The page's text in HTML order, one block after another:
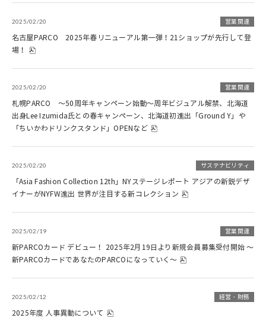
2025/02/20 営業関連
名古屋PARCO 2025年春リニューアル第一弾！21ショップが先行して登
場！
2025/02/20 営業関連
札幌PARCO ～50周年キャンペーン始動～周年ビジュアル解禁、北海道
出身Lee Izumida氏との春キャンペーン、北海道初進出「Ground Y」や
「ちいかわドリンクスタンド」OPENなど
2025/02/20 サステナビリティ
「Asia Fashion Collection 12th」NYステージレポート アジアの新鋭デザ
イナーがNYFW進出 世界が注目する新コレクション
2025/02/19 営業関連
新PARCOカード デビュー！ 2025年2月19日より新規会員募集受付開始 ～
新PARCOカードであなたのPARCOになっていく～
2025/02/12 経営・財務
2025年度 人事異動について